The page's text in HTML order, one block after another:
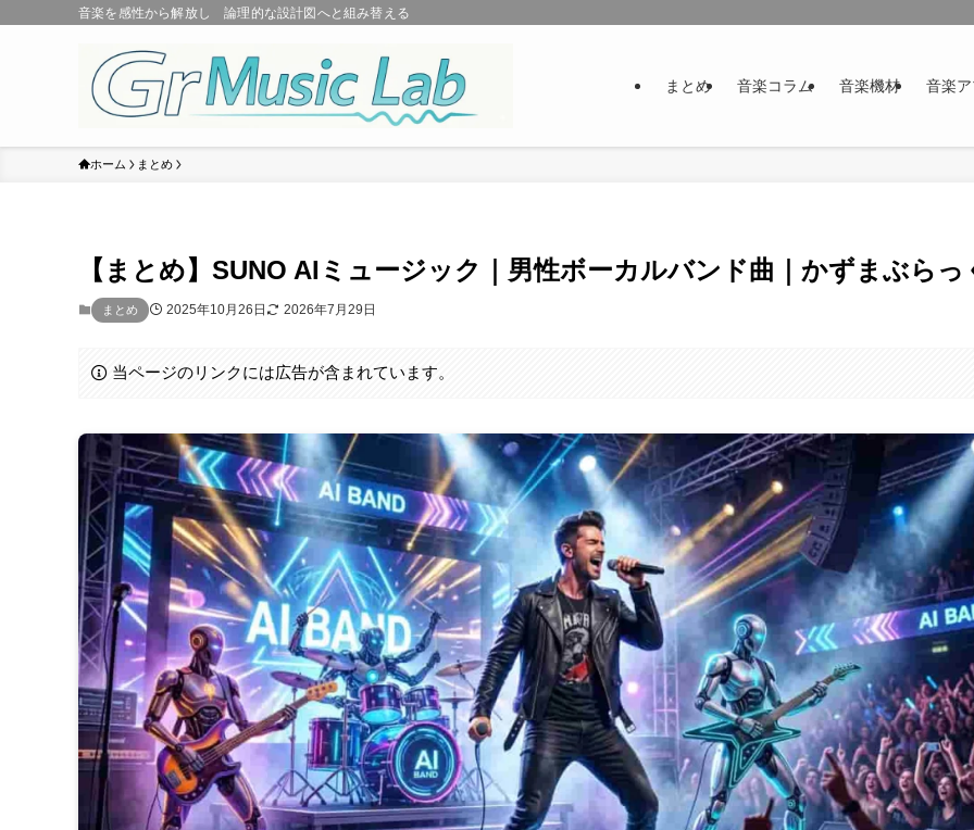
音楽を感性から解放し 論理的な設計図へと組み替える
まとめ 音楽コラム 音楽機材 音楽
ホーム まとめ
【まとめ】SUNO AIミュージック｜男性ボーカルバンド曲｜かずまぶらっ
まとめ 2025年10月26日 2026年7月29日
当ページのリンクには広告が含まれています。